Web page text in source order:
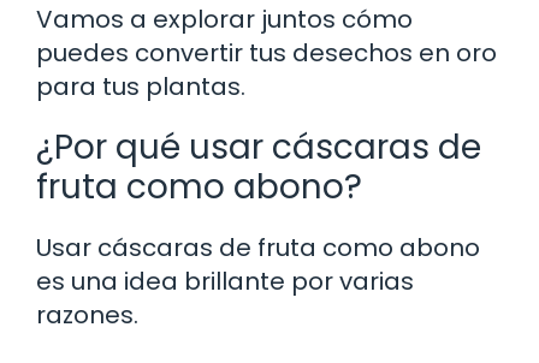
Vamos a explorar juntos cómo
puedes convertir tus desechos en oro
para tus plantas.
¿Por qué usar cáscaras de
fruta como abono?
Usar cáscaras de fruta como abono
es una idea brillante por varias
razones.